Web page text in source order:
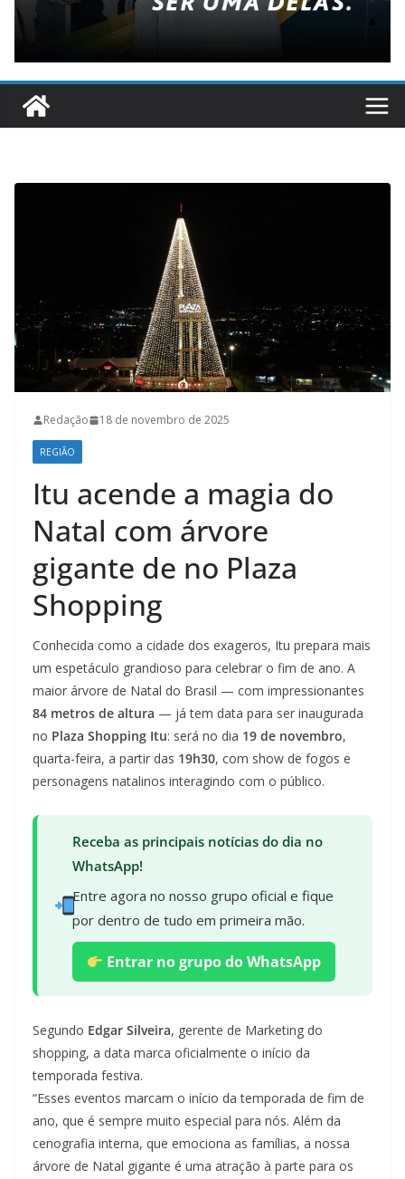
Redação 18 de novembro de 2025
REGIÃO
Itu acende a magia do
Natal com árvore
gigante de no Plaza
Shopping
Conhecida como a cidade dos exageros, Itu prepara mais
um espetáculo grandioso para celebrar o fim de ano. A
maior árvore de Natal do Brasil — com impressionantes
84 metros de altura — já tem data para ser inaugurada
no Plaza Shopping Itu: será no dia 19 de novembro,
quarta-feira, a partir das 19h30, com show de fogos e
personagens natalinos interagindo com o público.
Receba as principais notícias do dia no
WhatsApp!
Entre agora no nosso grupo oficial e fique
por dentro de tudo em primeira mão.
Entrar no grupo do WhatsApp
Segundo Edgar Silveira, gerente de Marketing do
shopping, a data marca oficialmente o início da
temporada festiva.
“Esses eventos marcam o início da temporada de fim de
ano, que é sempre muito especial para nós. Além da
cenografia interna, que emociona as famílias, a nossa
árvore de Natal gigante é uma atração à parte para os